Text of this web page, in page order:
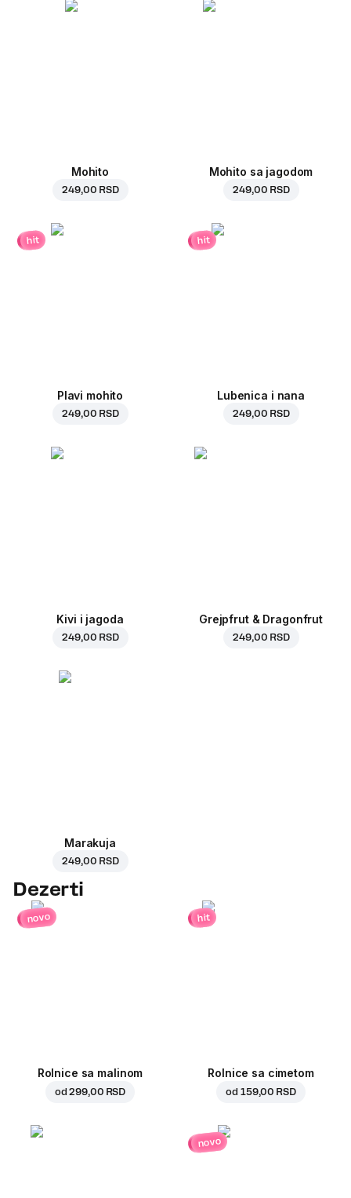
Mohito
249,00 RSD
Mohito sa jagodom
249,00 RSD
hit
Plavi mohito
249,00 RSD
hit
Lubenica i nana
249,00 RSD
Kivi i jagoda
249,00 RSD
Grejpfrut & Dragonfrut
249,00 RSD
Marakuja
249,00 RSD
Dezerti
novo
Rolnice sa malinom
od299,00 RSD
hit
Rolnice sa cimetom
od 159,00 RSD
novo